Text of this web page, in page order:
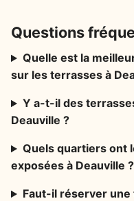
Questions
Quelle est la
sur les terrasses à
Y a-t-il des
Deauville ?
Quels quartiers ont
exposées à Deauville ?
Faut-il réserver